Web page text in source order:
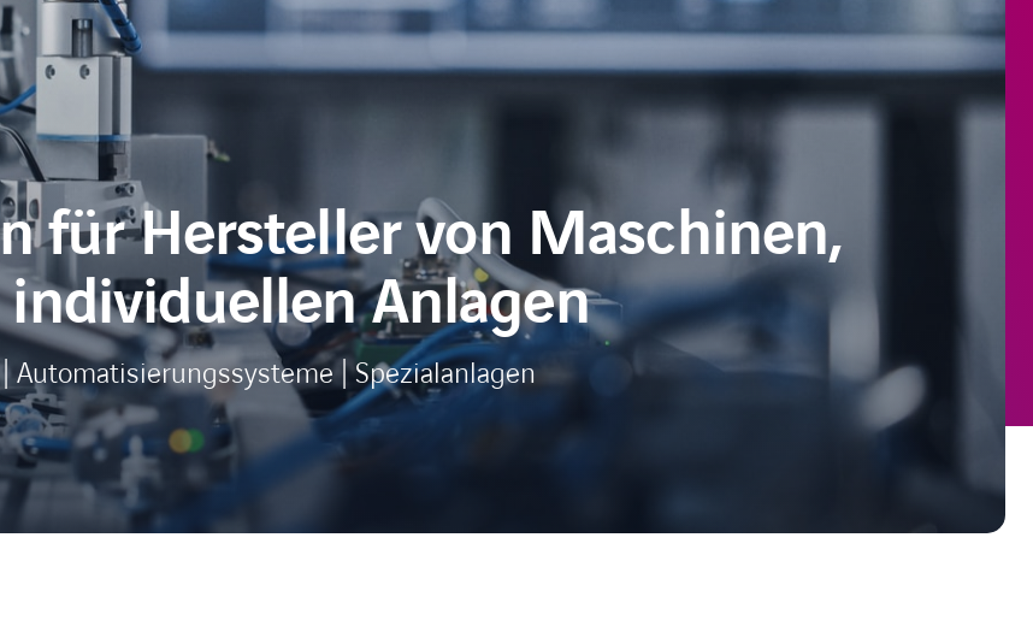
für Hersteller von Maschinen,
Anlagen
| Spezialanlagen